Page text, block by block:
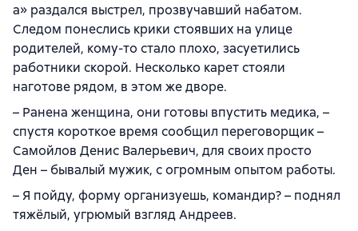
а» раздался выстрел, прозвучавший набатом.
Следом понеслись крики стоявших на улице
родителей, кому-то стало плохо, засуетились
работники скорой. Несколько карет стояли
наготове рядом, в этом же дворе.
– Ранена женщина, они готовы впустить медика, –
спустя короткое время сообщил переговорщик –
Самойлов Денис Валерьевич, для своих просто
Ден – бывалый мужик, с огромным опытом работы.
– Я пойду, форму организуешь, командир? – поднял
тяжёлый, угрюмый взгляд Андреев.